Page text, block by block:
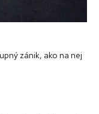
zánik, ako na nej